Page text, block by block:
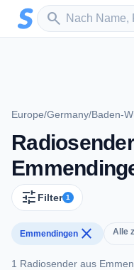
Zum Hauptinhalt springen
search
Sender suchen
Europe/Germany/Baden-
tune Filter 1
Emmendingen close Alle
1 Radiosender aus